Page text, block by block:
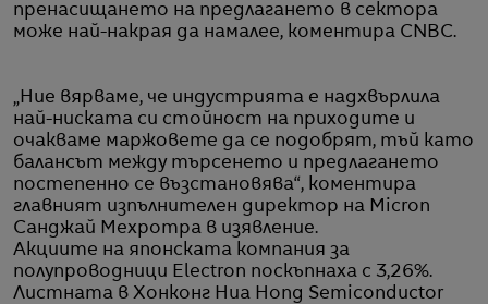
пренасищането на предлагането в сектора
може най-накрая да намалее, коментира CNBC.
„Ние вярваме, че индустрията е надхвърлила
най-ниската си стойност на приходите и
очакваме маржовете да се подобрят, тъй като
балансът между търсенето и предлагането
постепенно се възстановява“, коментира
главният изпълнителен директор на Micron
Санджай Мехротра в изявление.
Акциите на японската компания за
полупроводници Electron поскъпнаха с 3,26%.
Листната в Хонконг Hua Hong Semiconductor